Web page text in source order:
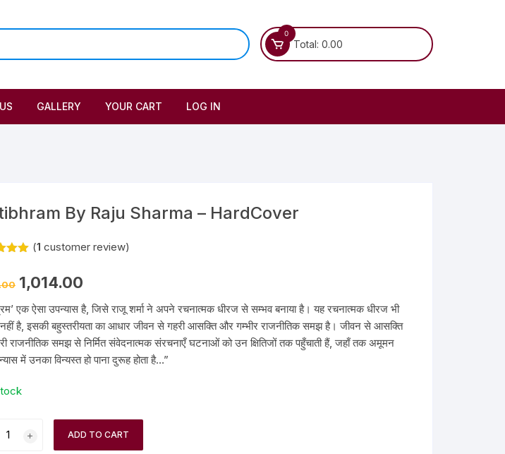
0
Total: 0.00
GALLERY YOUR CART LOG IN
By Raju Sharma – HardCover
on
(1 customer review)
1,014.00
एक ऐसा उपन्यास है, जिसे राजू शर्मा ने अपने रचनात्मक धीरज से सम्भव बनाया है। यह रचनात्मक धीरज भी
है, इसकी बहुस्तरीयता का आधार जीवन से गहरी आसक्ति और गम्भीर राजनीतिक समझ है। जीवन से आसक्ति
राजनीतिक समझ से निर्मित संवेदनात्मक संरचनाएँ घटनाओं को उन क्षितिजों तक पहुँचाती हैं, जहाँ तक अमूमन
में उनका विन्यस्त हो पाना दुरूह होता है…”
ADD TO CART